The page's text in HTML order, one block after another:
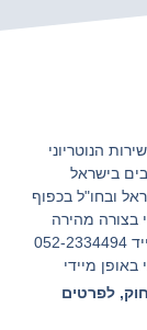
הנוטריוני
בישראל
בכל ישראל ובחו"ל בכפוף
בצורה מהירה
ומקצועית. אנו זמינים לרשותך בכל עת 24/7 גם בנייד 052-2334494
מיידי
לפרטים